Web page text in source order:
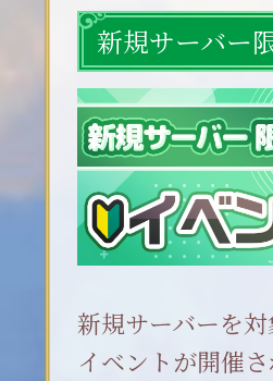
新規サーバー
新規サーバーを
イベントが開催